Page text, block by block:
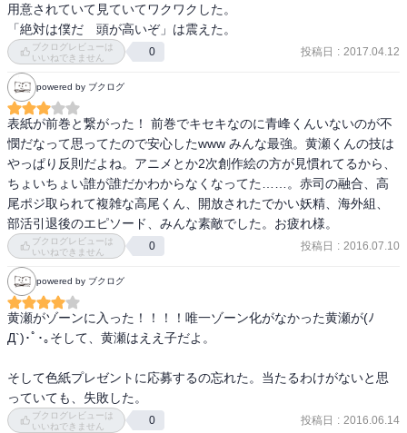
用意されていて見ていてワクワクした。
「絶対は僕だ　頭が高いぞ」は震えた。
ブクログレビューは
いいねできません
0 投稿日 : 2017.04.12
powered by ブクログ
表紙が前巻と繋がった！ 前巻でキセキなのに青峰くんいないのが不
憫だなって思ってたので安心したwww みんな最強。黄瀬くんの技は
やっぱり反則だよね。アニメとか2次創作絵の方が見慣れてるから、
ちょいちょい誰が誰だかわからなくなってた……。赤司の融合、高
尾ポジ取られて複雑な高尾くん、開放されたでかい妖精、海外組、
部活引退後のエピソード、みんな素敵でした。お疲れ様。
ブクログレビューは
いいねできません
0 投稿日 : 2016.07.10
powered by ブクログ
黄瀬がゾーンに入った！！！！唯一ゾーン化がなかった黄瀬が(ﾉ
Д`)･ﾟ･｡そして、黄瀬はええ子だよ。
そして色紙プレゼントに応募するの忘れた。当たるわけがないと思
っていても、失敗した。
ブクログレビューは
いいねできません
0 投稿日 : 2016.06.14